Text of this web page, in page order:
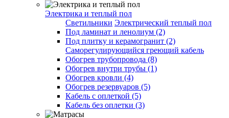
Электрика и теплый пол
Светильники Электрический теплый пол
Под ламинат и ленолиум (2)
Под плитку и керамогранит (2)
Саморегулирующийся греющий кабель
Обогрев трубопровода (8)
Обогрев внутри трубы (1)
Обогрев кровли (4)
Обогрев резервуаров (5)
Кабель с оплеткой (5)
Кабель без оплетки (3)